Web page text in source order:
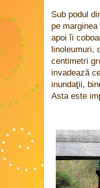
Sub podul
pe
apoi îi
linoleumuri,
centimetri
invadează
inundaţii,
Asta este